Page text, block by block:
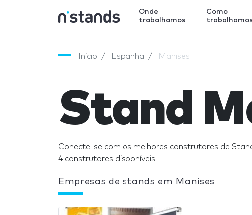
Onde
trabalhamos
Como
trabalhamos
Início Espanha Manises
Stand
Conecte-se com os melhores construtores de
4 construtores disponíveis
Empresas de stands em Manises